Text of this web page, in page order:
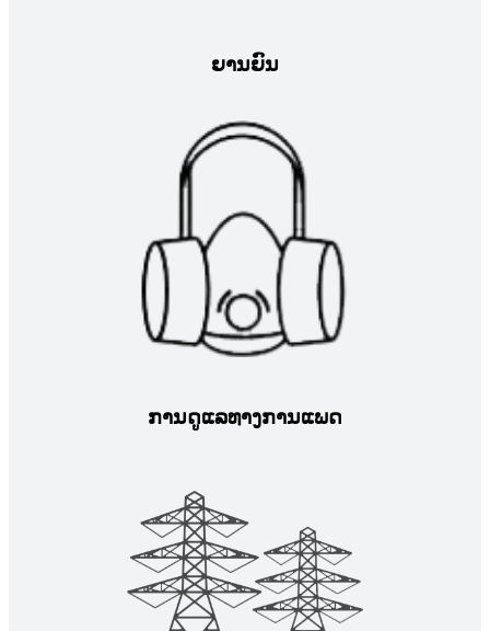
ຍານຍົນ
ການດູແລທາງການແພດ